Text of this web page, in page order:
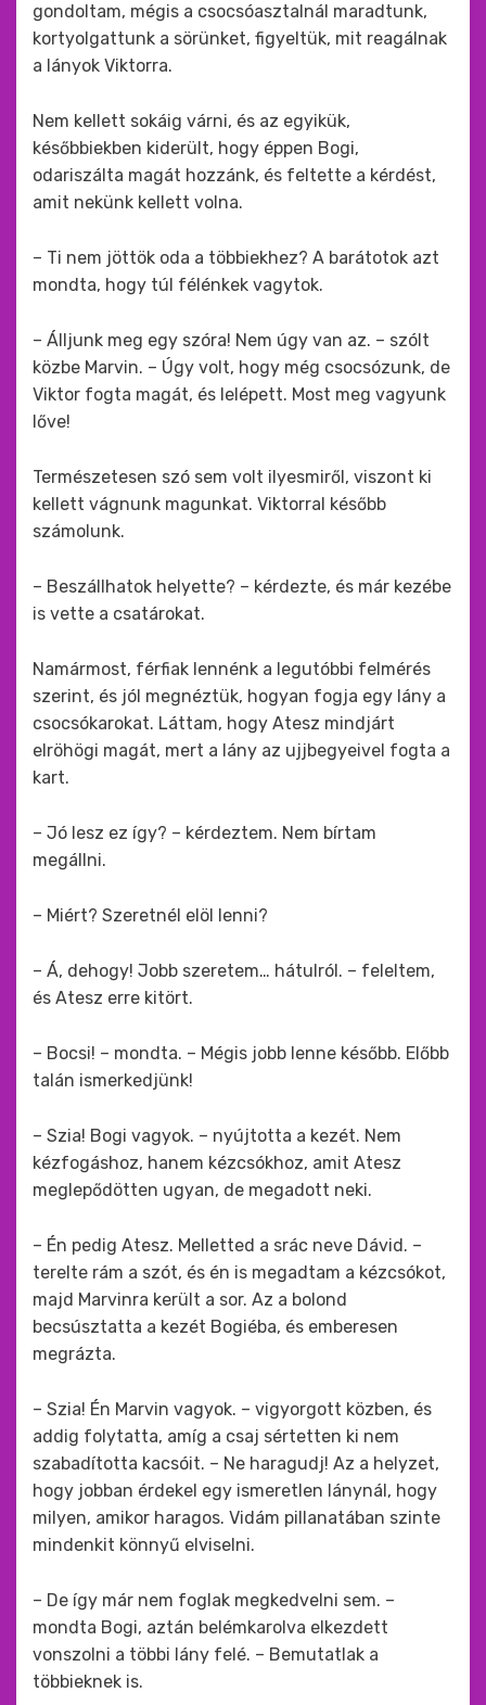
gondoltam, mégis a csocsóasztalnál maradtunk,
kortyolgattunk a sörünket, figyeltük, mit reagálnak
a lányok Viktorra.
Nem kellett sokáig várni, és az egyikük,
későbbiekben kiderült, hogy éppen Bogi,
odariszálta magát hozzánk, és feltette a kérdést,
amit nekünk kellett volna.
– Ti nem jöttök oda a többiekhez? A barátotok azt
mondta, hogy túl félénkek vagytok.
– Álljunk meg egy szóra! Nem úgy van az. – szólt
közbe Marvin. – Úgy volt, hogy még csocsózunk, de
Viktor fogta magát, és lelépett. Most meg vagyunk
lőve!
Természetesen szó sem volt ilyesmiről, viszont ki
kellett vágnunk magunkat. Viktorral később
számolunk.
– Beszállhatok helyette? – kérdezte, és már kezébe
is vette a csatárokat.
Namármost, férfiak lennénk a legutóbbi felmérés
szerint, és jól megnéztük, hogyan fogja egy lány a
csocsókarokat. Láttam, hogy Atesz mindjárt
elröhögi magát, mert a lány az ujjbegyeivel fogta a
kart.
– Jó lesz ez így? – kérdeztem. Nem bírtam
megállni.
– Miért? Szeretnél elöl lenni?
– Á, dehogy! Jobb szeretem… hátulról. – feleltem,
és Atesz erre kitört.
– Bocsi! – mondta. – Mégis jobb lenne később. Előbb
talán ismerkedjünk!
– Szia! Bogi vagyok. – nyújtotta a kezét. Nem
kézfogáshoz, hanem kézcsókhoz, amit Atesz
meglepődötten ugyan, de megadott neki.
– Én pedig Atesz. Melletted a srác neve Dávid. –
terelte rám a szót, és én is megadtam a kézcsókot,
majd Marvinra került a sor. Az a bolond
becsúsztatta a kezét Bogiéba, és emberesen
megrázta.
– Szia! Én Marvin vagyok. – vigyorgott közben, és
addig folytatta, amíg a csaj sértetten ki nem
szabadította kacsóit. – Ne haragudj! Az a helyzet,
hogy jobban érdekel egy ismeretlen lánynál, hogy
milyen, amikor haragos. Vidám pillanatában szinte
mindenkit könnyű elviselni.
– De így már nem foglak megkedvelni sem. –
mondta Bogi, aztán belémkarolva elkezdett
vonszolni a többi lány felé. – Bemutatlak a
többieknek is.